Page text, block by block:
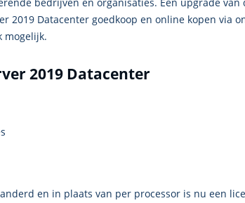
2019 Datacenter goedkoop en online kopen via
mogelijk.
2019 Datacenter
en in plaats van per processor is nu een